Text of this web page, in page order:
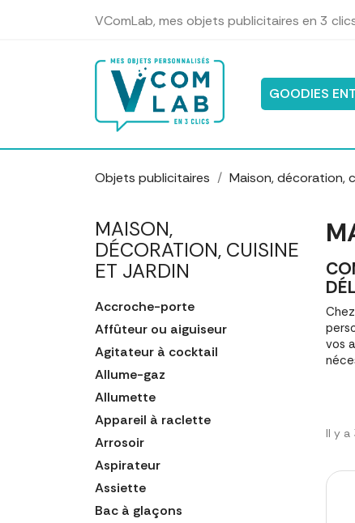
VComLab, mes objets publicitaires en 3
GOODIES
Objets publicitaires Maison, décoration,
MAISON,
DÉCORATION, CUISINE
ET JARDIN
Accroche-porte
Affûteur ou aiguiseur
Agitateur à cocktail
Allume-gaz
Allumette
Appareil à raclette
Arrosoir
Aspirateur
Assiette
Bac à glaçons
vos
Il y a